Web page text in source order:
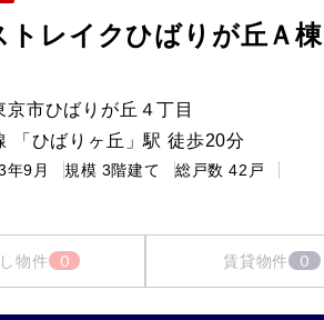
トレイクひばりが丘Ａ棟
京市ひばりが丘４丁目
「ひばりヶ丘」駅 徒歩20分
年9月 規模 3階建て 総戸数 42戸
物件 0 賃貸物件 0